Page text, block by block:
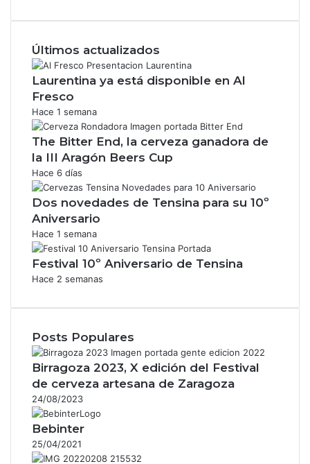
Últimos actualizados
Laurentina ya está disponible en Al
Fresco
Hace 1 semana
The Bitter End, la cerveza ganadora de
la III Aragón Beers Cup
Hace 6 días
Dos novedades de Tensina para su 10º
Aniversario
Hace 1 semana
Festival 10º Aniversario de Tensina
Hace 2 semanas
Posts Populares
Birragoza 2023, X edición del Festival
de cerveza artesana de Zaragoza
24/08/2023
Bebinter
25/04/2021